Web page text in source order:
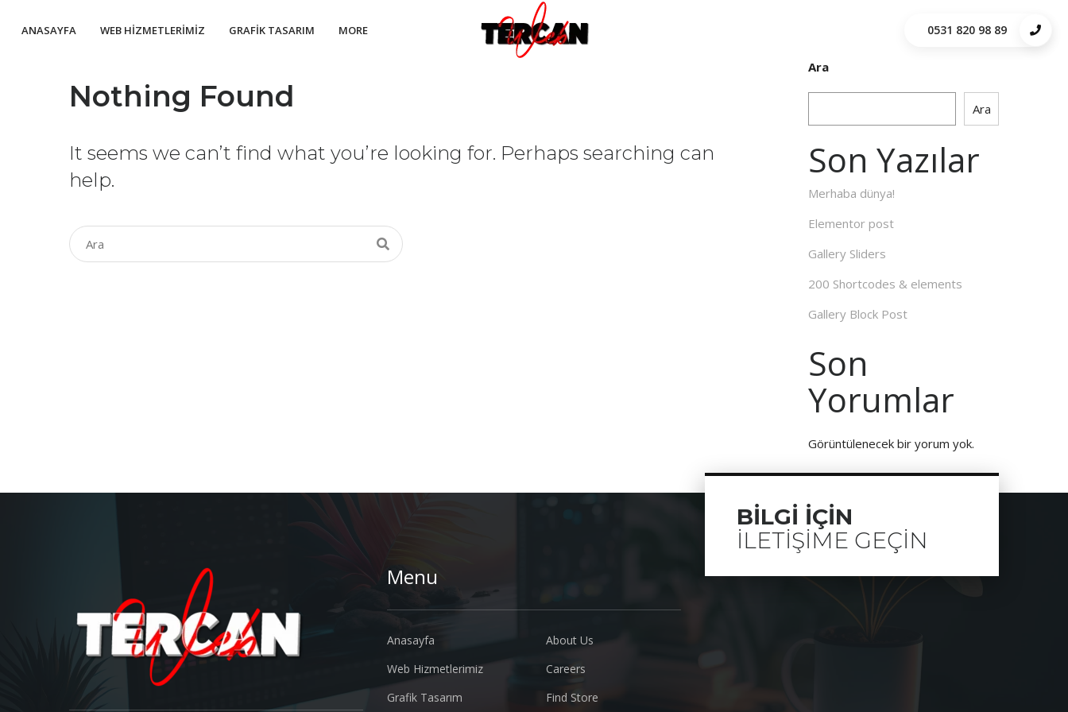
ANASAYFA WEB HIZMETLERIMIZ GRAFIK TASARIM MORE 0531 820 98 89
Nothing Found
It seems we can’t find what you’re looking for. Perhaps searching can
help.
Ara
Ara
Son Yazılar
Merhaba dünya!
Elementor post
Gallery Sliders
200 Shortcodes & elements
Gallery Block Post
Son
Yorumlar
Görüntülenecek bir yorum yok.
Menu
Anasayfa
Web Hizmetlerimiz
Grafik Tasarım
About Us
Careers
Find Store
BILGI IÇIN
ILETIŞIME GEÇIN